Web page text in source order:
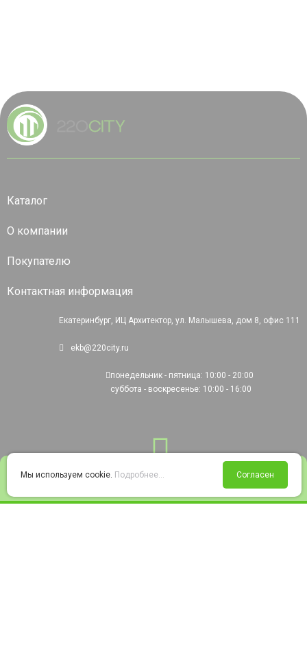
Войти Избранное Корзина
Каталог
О компании
Покупателю
Контактная информация
Екатеринбург, ИЦ Архитектор, ул. Малышева, дом 8, офис 111
ekb@220city.ru
понедельник - пятница: 10:00 - 20:00
суббота - воскресенье: 10:00 - 16:00
Мы используем cookie. Подробнее... Согласен